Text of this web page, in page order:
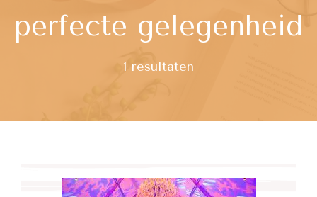
perfecte gelegenheid
1 resultaten